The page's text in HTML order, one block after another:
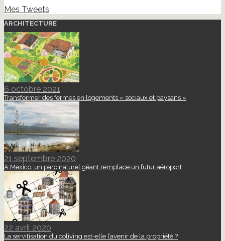
Mes Tweets
ARCHITECTURE
6 octobre 2021
Transformer des fermes en logements « sociaux et paysans »
21 septembre 2020
A Mexico, un parc naturel géant remplace un futur aéroport
22 avril 2020
La servitisation du coliving est-elle l’avenir de la propriété ?